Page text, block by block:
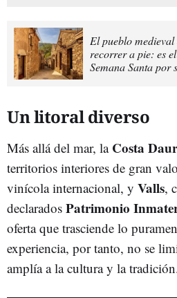
El pueblo medieval
recorrer a pie: es
Semana Santa por
Un litoral diverso
Más allá del mar, laCosta
territorios interiores de gran
vinícola internacional, y Valls,
declarados Patrimonio
oferta que trasciende lo
experiencia, por tanto, no se
amplía a la cultura y la